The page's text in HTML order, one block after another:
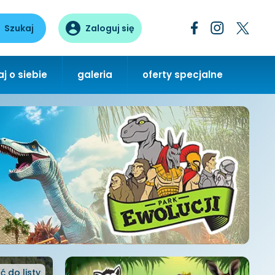
Szukaj Zaloguj się
o siebie galeria oferty specjalne
do listy